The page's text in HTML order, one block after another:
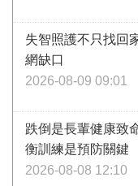
失智照護不只找回
網缺口
2026-08-09 09:01
跌倒是長輩健康
衡訓練是預防關鍵
2026-08-08 12:10